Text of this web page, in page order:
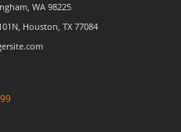
WA 98225
Houston, TX 77084